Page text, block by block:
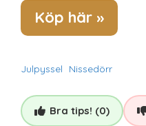
Köp här »
Julpyssel Nissedörr
Bra tips! (0)